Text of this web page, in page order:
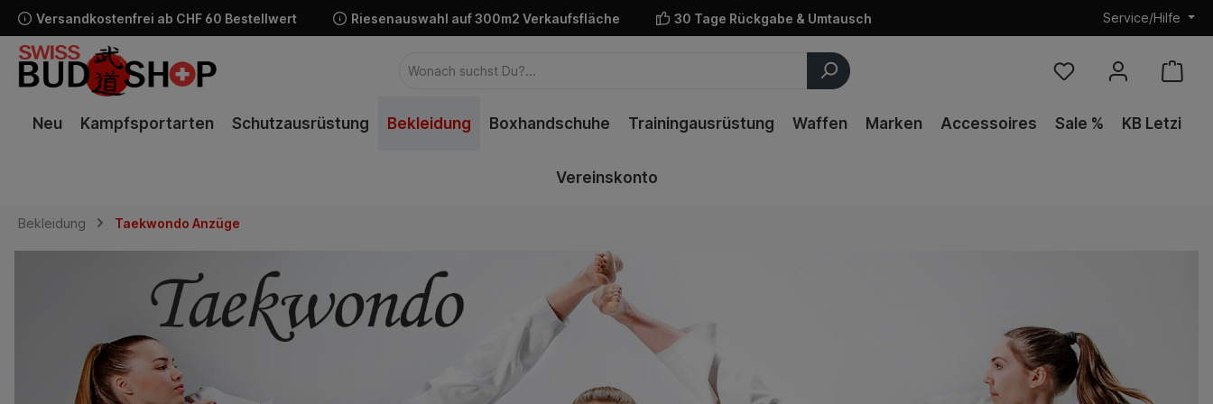
Zur Hauptnavigation springen
Versandkostenfrei ab CHF 60 Bestellwert Riesenauswahl auf 300m2 Verkaufsfläche 30 Tage Rückgabe & Umtausch Service/Hilfe
Neu Kampfsportarten Schutzausrüstung Bekleidung Boxhandschuhe Trainingausrüstung Waffen Marken Accessoires Sale % KB Letzi
Vereinskonto
Bekleidung Taekwondo Anzüge